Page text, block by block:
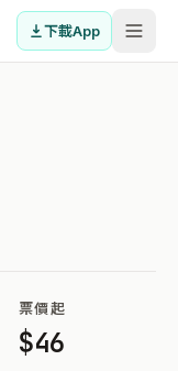
下載App
票價起
$46